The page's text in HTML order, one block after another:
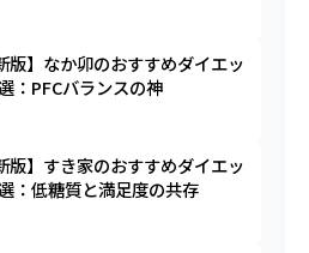
版】なか卯のおすすめダイエッ
：PFCバランスの神
版】すき家のおすすめダイエッ
：低糖質と満足度の共存